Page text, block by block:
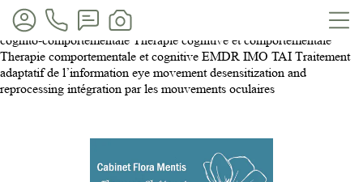
Cabinet Flora Mentis Oyonnax, Nantua, Bourg-en-Bresse Ain, Rhone-
Alpes, Haut-Bugey Saint-Claude Lons-Le-Saulnier TCC Therapie
cognito-comportementale Therapie cognitive et comportementale
Therapie comportementale et cognitive EMDR IMO TAI Traitement
adaptatif de l’information eye movement desensitization and
reprocessing intégration par les mouvements oculaires